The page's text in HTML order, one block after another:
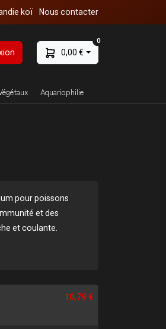
koï Nous contacter
0,00 €
0
Aquariophilie
pour poissons
et des
et coulante.
10,79 €